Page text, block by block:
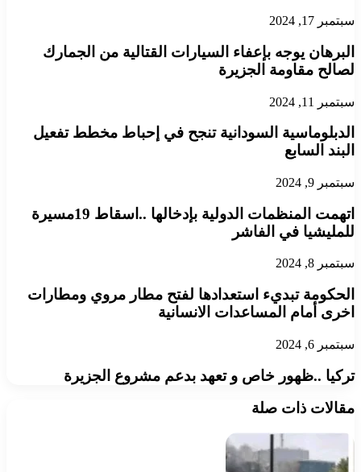
سبتمبر 17, 2024
البرهان يوجه بإعفاء السيارات القتالية من الجمارك
لصالح مقاومة الجزيرة
سبتمبر 11, 2024
الدبلوماسية السودانية تنجح في إحباط مخطط تفعيل
البند السابع
سبتمبر 9, 2024
اتهمت المنظمات الدولية بإدخالها ..اسقاط 19مسيرة
للمليشيا في الفاشر
سبتمبر 8, 2024
الحكومة تبديء استعدادها لفتح مطار مروي ومطارات
اخرى أمام المساعدات الانسانية
سبتمبر 6, 2024
تركيا ..ظهور خاص و تعهد بدعم مشروع الجزيرة
مقالات ذات صلة